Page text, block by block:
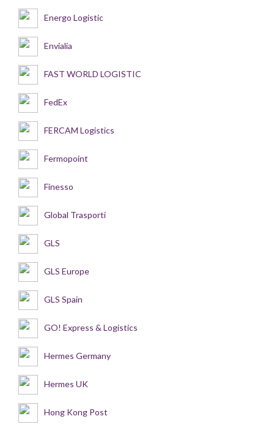
Energo Logistic
Envialia
FAST WORLD LOGISTIC
FedEx
FERCAM Logistics
Fermopoint
Finesso
Global Trasporti
GLS
GLS Europe
GLS Spain
GO! Express & Logistics
Hermes Germany
Hermes UK
Hong Kong Post